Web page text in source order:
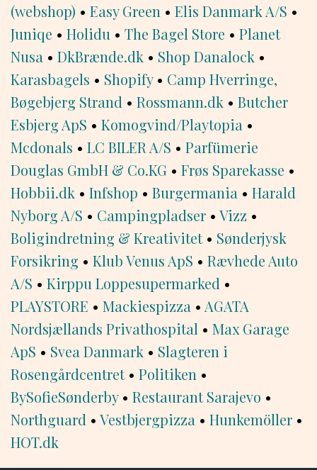
(webshop) • Easy Green • Elis Danmark A/S •
Juniqe • Holidu • The Bagel Store • Planet
Nusa • DkBrænde.dk • Shop Danalock •
Karasbagels • Shopify• Camp Hverringe,
Bøgebjerg Strand • Rossmann.dk • Butcher
Esbjerg ApS • Komogvind/Playtopia •
Mcdonals • LC BILER A/S • Parfümerie
Douglas GmbH & Co.KG • Frøs Sparekasse •
Hobbii.dk • Infshop • Burgermania • Harald
Nyborg A/S • Campingpladser • Vizz •
Boligindretning & Kreativitet• Sønderjysk
Forsikring • Klub Venus ApS • Rævhede Auto
A/S • Kirppu Loppesupermarked •
PLAYSTORE • Mackiespizza • AGATA
Nordsjællands Privathospital • Max Garage
ApS • Svea Danmark • Slagteren i
Rosengårdcentret• Politiken •
BySofieSønderby• Restaurant Sarajevo •
Northguard • Vestbjergpizza • Hunkemöller •
HOT.dk